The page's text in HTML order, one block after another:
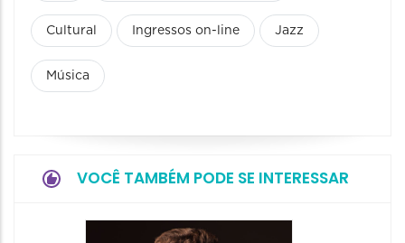
Cultural Ingressos on-line Jazz
Música
VOCÊ TAMBÉM PODE SE INTERESSAR